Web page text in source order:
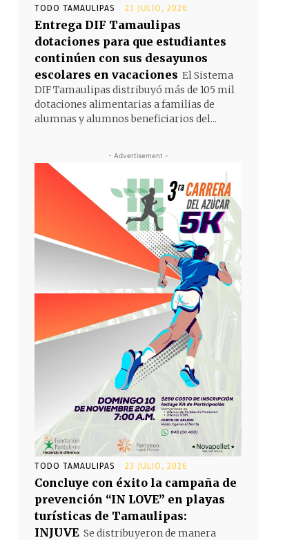
TODO TAMAULIPAS 23 JULIO, 2026
Entrega DIF Tamaulipas
dotaciones para que estudiantes
continúen con sus desayunos
escolares en vacaciones El Sistema
DIF Tamaulipas distribuyó más de 105 mil
dotaciones alimentarias a familias de
alumnas y alumnos beneficiarios del...
- Advertisement -
TODO TAMAULIPAS 23 JULIO, 2026
Concluye con éxito la campaña de
prevención “IN LOVE” en playas
turísticas de Tamaulipas:
INJUVE Se distribuyeron de manera